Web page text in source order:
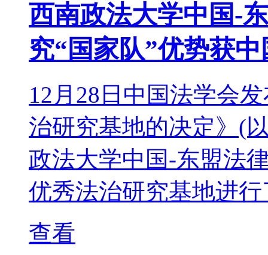
西南政法大学中国-
究“国家队”优势获
12月28日中国法学会
治研究基地的决定》(
政法大学中国-东盟法
优秀法治研究基地进
查看